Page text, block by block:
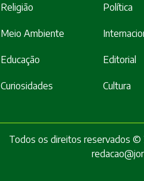
Religião Política
Meio Ambiente
Educação Editorial
Curiosidades Cultura
Todos os direitos reservados ©